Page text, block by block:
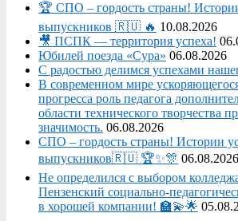
🏆 СПО – гордость страны!
выпускников 🇷🇺 🔥 10.08.2026
🎥 ПСПК — территория успеха!
Юбилей поезда «Сура» 06.08.2026
С радостью делимся успехами
В современном мире
прогресса роль педагога
области технического творчества
значимость. 06.08.2026
СПО – гордость страны! Истории
выпускников🇷🇺 🏆✨🎊 06.08.2026
Не определился с выбором
Пензенский социально-
в хорошей компании! 🏫💫🌟